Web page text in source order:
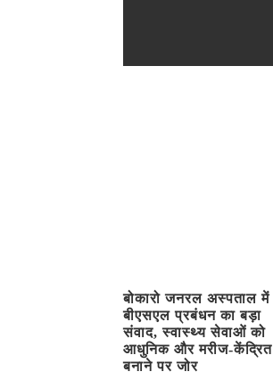
बोकारो जनरल अस्पताल में
बीएसएल प्रबंधन का बड़ा
संवाद, स्वास्थ्य सेवाओं को
आधुनिक और मरीज-केंद्रित
बनाने पर जोर